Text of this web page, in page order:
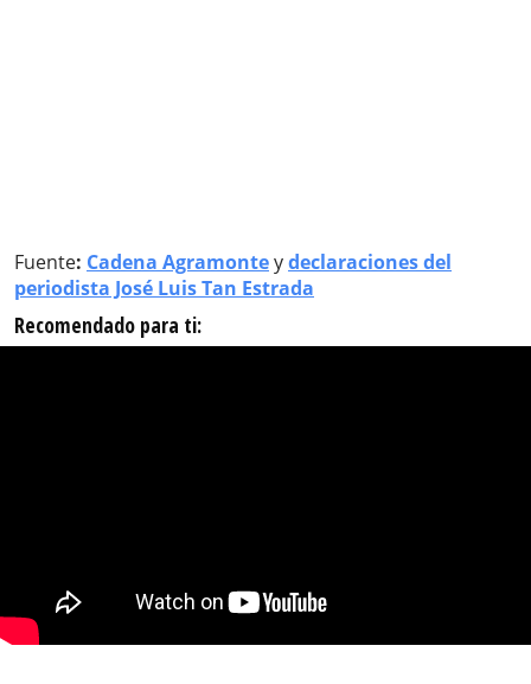
Fuente: Cadena Agramonteydeclaraciones del
periodista José Luis Tan Estrada
Recomendado para ti: